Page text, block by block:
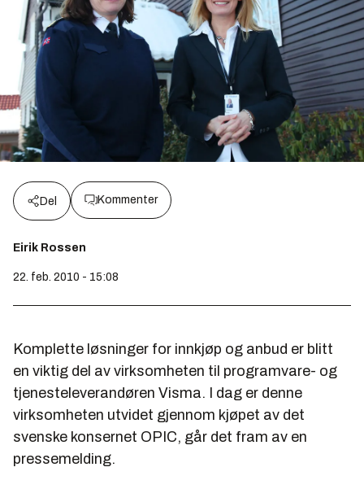
Del Kommenter
Eirik Rossen
22. feb. 2010 - 15:08
Komplette løsninger for innkjøp og anbud er blitt
en viktig del av virksomheten til programvare- og
tjenesteleverandøren Visma. I dag er denne
virksomheten utvidet gjennom kjøpet av det
svenske konsernet OPIC, går det fram av en
pressemelding.